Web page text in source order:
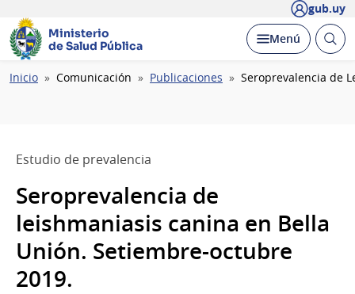
gub.uy
Ministerio
de Salud Pública
Desplegar
Menú Abrir
Ruta
Inicio Comunicación Publicaciones Seroprevalencia de
Estudio de prevalencia
Seroprevalencia de
leishmaniasis canina en Bella
Unión. Setiembre-octubre
2019.